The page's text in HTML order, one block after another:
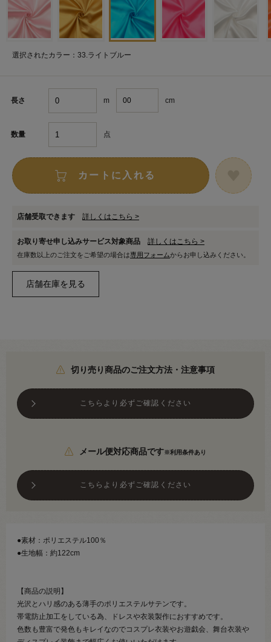
選択されたカラー：33.ライトブルー
長さ m cm
数量 点
カートに入れる
店舗受取できます 詳しくはこちら >
お取り寄せ申し込みサービス対象商品 詳しくはこちら >
在庫数以上のご注文をご希望の場合は専用フォームからお申し込みください。
切り売り商品のご注文方法・注意事項
こちらより必ずご確認ください
メール便対応商品です※利用条件あり
こちらより必ずご確認ください
●素材：ポリエステル100％
●生地幅：約122cm
【商品の説明】
光沢とハリ感のある薄手のポリエステルサテンです。
帯電防止加工をしている為、ドレスや衣装製作におすすめです。
色数も豊富で発色もキレイなのでコスプレ衣装やお遊戯会、舞台衣装や